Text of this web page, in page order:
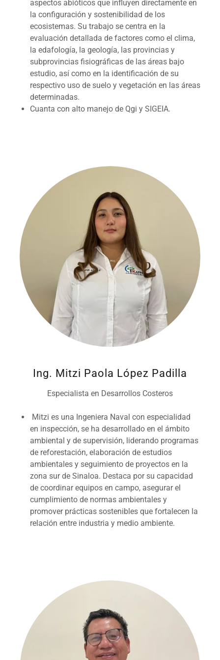
aspectos abióticos que influyen directamente en
la configuración y sostenibilidad de los
ecosistemas. Su trabajo se centra en la
evaluación detallada de factores como el clima,
la edafología, la geología, las provincias y
subprovincias fisiográficas de las áreas bajo
estudio, así como en la identificación de su
respectivo uso de suelo y vegetación en las áreas
determinadas.
Cuanta con alto manejo de Qgi y SIGEIA.
Ing. Mitzi Paola López Padilla
Especialista en Desarrollos Costeros
Mitzi es una Ingeniera Naval con especialidad
en inspección, se ha desarrollado en el ámbito
ambiental y de supervisión, liderando programas
de reforestación, elaboración de estudios
ambientales y seguimiento de proyectos en la
zona sur de Sinaloa. Destaca por su capacidad
de coordinar equipos en campo, asegurar el
cumplimiento de normas ambientales y
promover prácticas sostenibles que fortalecen la
relación entre industria y medio ambiente.